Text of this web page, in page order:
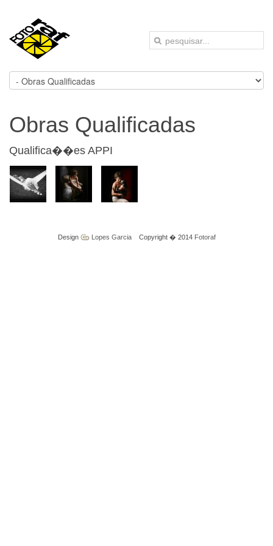
Obras Qualificadas
Qualifica��es APPI
Design Lopes GarciaCopyright � 2014 Fotoraf